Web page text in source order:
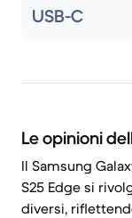
USB-C
Le opinioni
Il Samsung
S25 Edge si
diversi,